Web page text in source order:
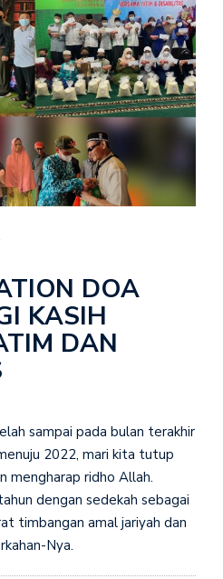
DOA
KASIH
DAN
sampai pada bulan terakhir
2022, mari kita tutup
mengharap ridho Allah.
dengan sedekah sebagai
timbangan amal jariyah dan
Nya.